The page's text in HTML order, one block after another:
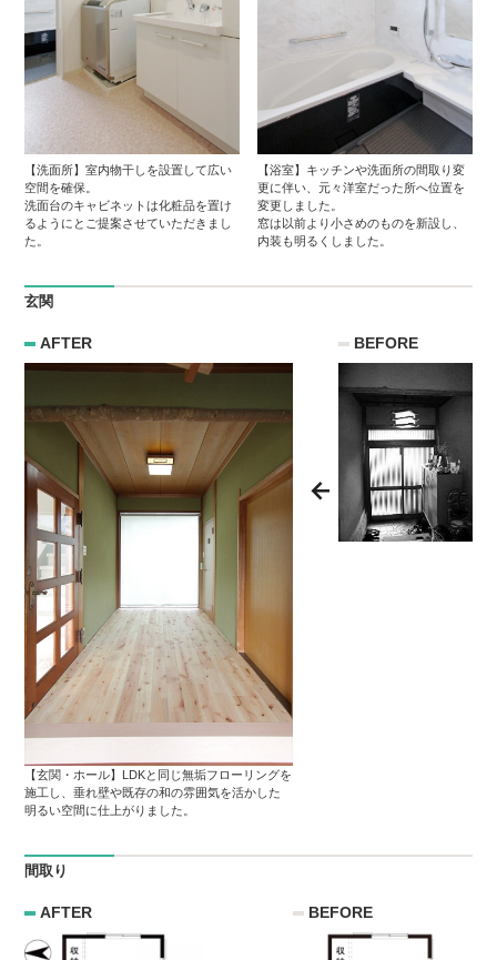
【洗面所】室内物干しを設置して広い
空間を確保。
洗面台のキャビネットは化粧品を置け
るようにとご提案させていただきまし
た。
【浴室】キッチンや洗面所の間取り変
更に伴い、元々洋室だった所へ位置を
変更しました。
窓は以前より小さめのものを新設し、
内装も明るくしました。
玄関
BEFORE
AFTER
【玄関・ホール】LDKと同じ無垢フローリングを
施工し、垂れ壁や既存の和の雰囲気を活かした
明るい空間に仕上がりました。
間取り
BEFORE
AFTER